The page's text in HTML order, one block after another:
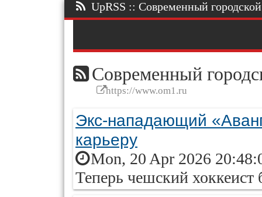
UpRSS :: Современный
Современный
https://www.om1.ru
Экс-нападающий
карьеру
Mon, 20 Apr 2026
Теперь чешский хоккеист